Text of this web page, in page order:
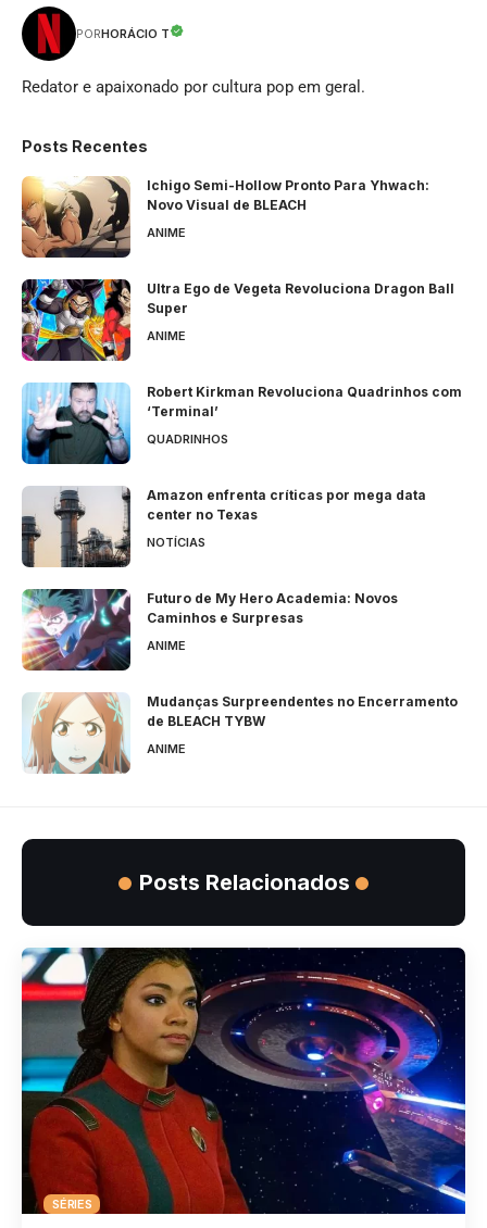
PORHORÁCIO T
Redator e apaixonado por cultura pop em geral.
Posts Recentes
Ichigo Semi-Hollow Pronto Para Yhwach:
Novo Visual de BLEACH
ANIME
Ultra Ego de Vegeta Revoluciona Dragon Ball
Super
ANIME
Robert Kirkman Revoluciona Quadrinhos com
‘Terminal’
QUADRINHOS
Amazon enfrenta críticas por mega data
center no Texas
NOTÍCIAS
Futuro de My Hero Academia: Novos
Caminhos e Surpresas
ANIME
Mudanças Surpreendentes no Encerramento
de BLEACH TYBW
ANIME
Posts Relacionados
SÉRIES